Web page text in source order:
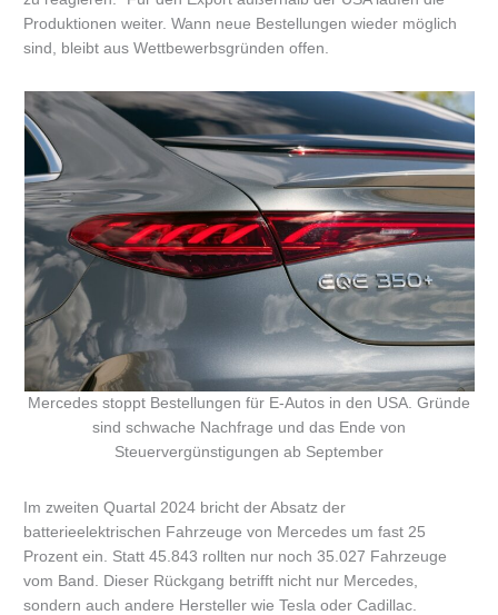
Produktionen weiter. Wann neue Bestellungen wieder möglich
sind, bleibt aus Wettbewerbsgründen offen.
Mercedes stoppt Bestellungen für E-Autos in den USA. Gründe
sind schwache Nachfrage und das Ende von
Steuervergünstigungen ab September
Im zweiten Quartal 2024 bricht der Absatz der
batterieelektrischen Fahrzeuge von Mercedes um fast 25
Prozent ein. Statt 45.843 rollten nur noch 35.027 Fahrzeuge
vom Band. Dieser Rückgang betrifft nicht nur Mercedes,
sondern auch andere Hersteller wie Tesla oder Cadillac.